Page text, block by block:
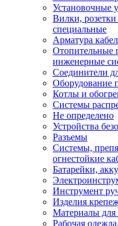
Установочные
Вилки,
специальные
Арматура
Отопительные
инженерные
Соединители
Оборудование
Котлы и
Системы
Не определено
Устройства
Разъемы
Системы,
огнестойкие
Батарейки,
Инструмент
Изделия
Материалы
Рабочая